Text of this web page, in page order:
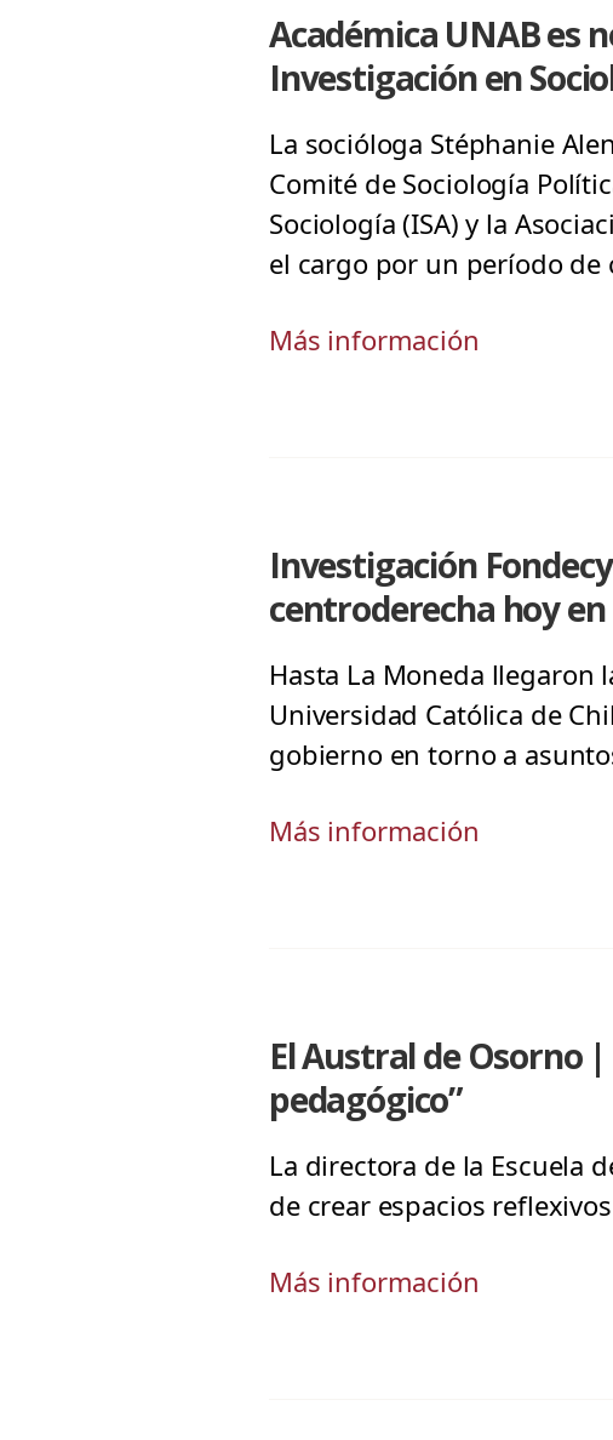
Académica UNAB es
Investigación en
La socióloga Stéphanie
Comité de Sociología
Sociología (ISA) y la
el cargo por un período de
Más información
Investigación
centroderecha hoy en
Hasta La Moneda llegaron
Universidad Católica de
gobierno en torno a
Más información
El Austral de Osorno
pedagógico”
La directora de la Escuela
de crear espacios
Más información